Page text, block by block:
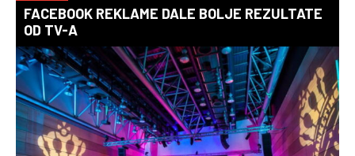
FACEBOOK REKLAME DALE BOLJE REZULTATE
OD TV-A